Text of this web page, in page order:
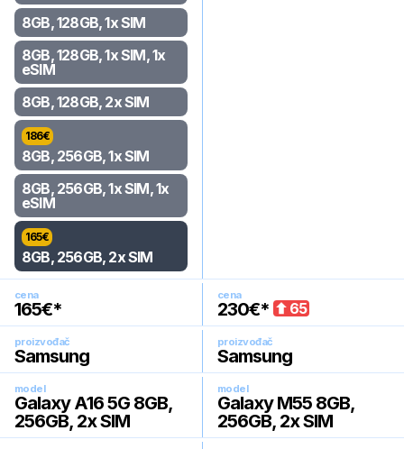
8GB, 128GB, 1x SIM
8GB, 128GB, 1x SIM, 1x
eSIM
8GB, 128GB, 2x SIM
186€
8GB, 256GB, 1x SIM
8GB, 256GB, 1x SIM, 1x
eSIM
165€
8GB, 256GB, 2x SIM
cena
165€*
cena
230€* 65
proizvođač
Samsung
proizvođač
Samsung
model
Galaxy A16 5G 8GB,
256GB, 2x SIM
model
Galaxy M55 8GB,
256GB, 2x SIM